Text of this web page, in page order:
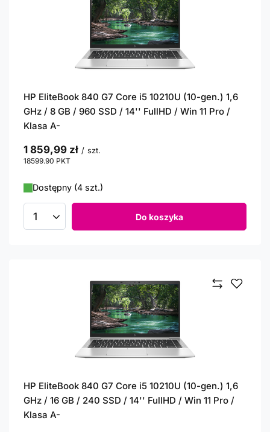
HP EliteBook 840 G7 Core i5 10210U (10-gen.) 1,6
GHz / 8 GB / 960 SSD / 14'' FullHD / Win 11 Pro /
Klasa A-
1 859,99 zł / szt.
18599.90 PKT
Dostępny (4 szt.)
Ilość produktów Do koszyka
HP EliteBook 840 G7 Core i5 10210U (10-gen.) 1,6
GHz / 16 GB / 240 SSD / 14'' FullHD / Win 11 Pro /
Klasa A-